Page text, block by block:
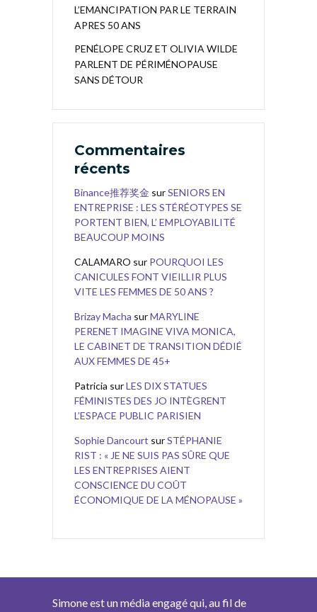
L’EMANCIPATION PAR LE TERRAIN
APRES 50 ANS
PENÉLOPE CRUZ ET OLIVIA WILDE
PARLENT DE PÉRIMÉNOPAUSE
SANS DÉTOUR
Commentaires
récents
Binance推荐奖金 surSENIORS EN
ENTREPRISE : LES STÉRÉOTYPES SE
PORTENT BIEN, L’ EMPLOYABILITÉ
BEAUCOUP MOINS
CALAMARO sur POURQUOI LES
CANICULES FONT VIEILLIR PLUS
VITE LES FEMMES DE 50 ANS ?
Brizay Macha surMARYLINE
PERENET IMAGINE VIVA MONICA,
LE CABINET DE TRANSITION DÉDIÉ
AUX FEMMES DE 45+
Patricia surLES DIX STATUES
FÉMINISTES DES JO INTÈGRENT
L’ESPACE PUBLIC PARISIEN
Sophie Dancourt surSTÉPHANIE
RIST : « JE NE SUIS PAS SÛRE QUE
LES ENTREPRISES AIENT
CONSCIENCE DU COÛT
ÉCONOMIQUE DE LA MÉNOPAUSE »
Simone est un média engagé qui, au fil de